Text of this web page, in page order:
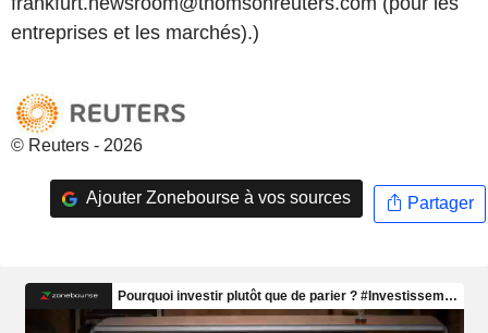
entreprises et les marchés).)
© Reuters - 2026
Ajouter Zonebourse à vos sources Partager